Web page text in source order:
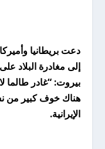
دعت بريطانيا
إلى مغادرة البلاد
بيروت: “غادر طالما
هناك خوف كبير من
الإيرانية.